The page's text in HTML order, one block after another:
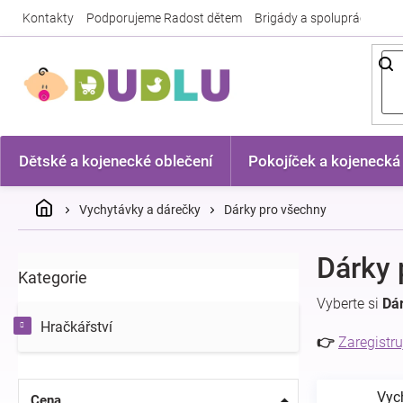
Kontakty Podporujeme Radost dětem Brigády a spolupráce
Dětské a kojenecké oblečení Pokojíček a kojenecká
DomůVychytávky a dárečky Dárky pro všechny
o
t
r
n
Přeskočit
Kategorie
Hračkářství
Dárky
Vyberte si
👉